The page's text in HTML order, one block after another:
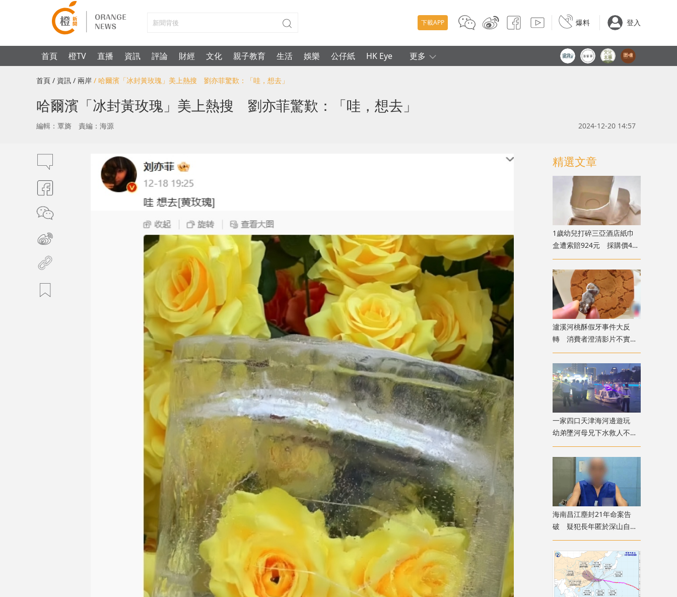
下載APP 爆料 登入
首頁 橙TV 直播 資訊 評論 財經 文化 親子教育 生活 娛樂 公仔紙 HK Eye 更多
首頁 / 資訊 / 兩岸 / 哈爾濱「冰封黃玫瑰」美上熱搜 劉亦菲驚歎：「哇，想去」
哈爾濱「冰封黃玫瑰」美上熱搜 劉亦菲驚歎：「哇，想去」
編輯：覃旖 責編：海源 2024-12-20 14:57
精選文章
1歲幼兒打碎三亞酒店紙巾
盒遭索賠924元 採購價462
元惹爭議
瀘溪河桃酥假牙事件大反
轉 消費者澄清影片不實致
歉
一家四口天津海河邊遊玩
幼弟墜河母兄下水救人不幸
溺亡
海南昌江塵封21年命案告
破 疑犯長年匿於深山自述
「活得不像人」